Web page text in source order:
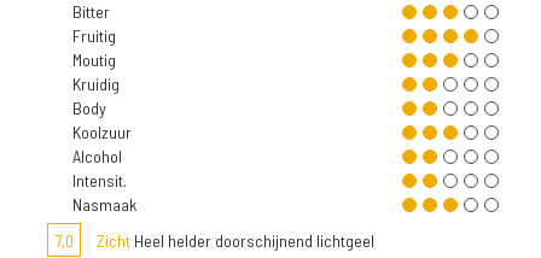
Bitter
Fruitig
Moutig
Kruidig
Body
Koolzuur
Alcohol
Intensit.
Nasmaak
7,0
Zicht Heel helder doorschijnend lichtgeel